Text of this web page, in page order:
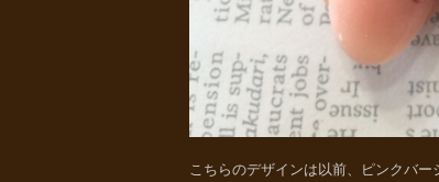
こちらのデザインは以前、ピンクバ